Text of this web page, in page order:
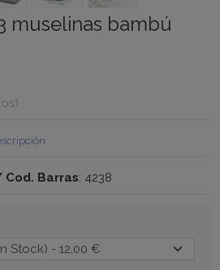
muselinas bambú
Cod. Barras: 4238